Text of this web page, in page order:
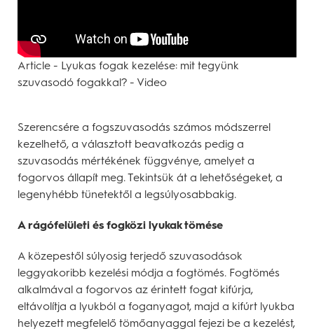
Article - Lyukas fogak kezelése: mit tegyünk
szuvasodó fogakkal? - Video
Szerencsére a fogszuvasodás számos módszerrel
kezelhető, a választott beavatkozás pedig a
szuvasodás mértékének függvénye, amelyet a
fogorvos állapít meg. Tekintsük át a lehetőségeket, a
legenyhébb tünetektől a legsúlyosabbakig.
A rágófelületi és fogközi lyukak tömése
A közepestől súlyosig terjedő szuvasodások
leggyakoribb kezelési módja a fogtömés. Fogtömés
alkalmával a fogorvos az érintett fogat kifúrja,
eltávolítja a lyukból a foganyagot, majd a kifúrt lyukba
helyezett megfelelő tömőanyaggal fejezi be a kezelést,